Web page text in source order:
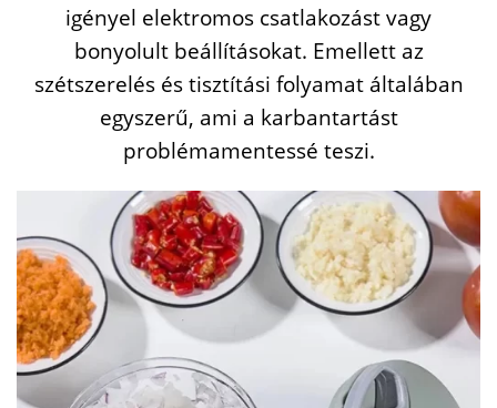
igényel elektromos csatlakozást vagy
bonyolult beállításokat. Emellett az
szétszerelés és tisztítási folyamat általában
egyszerű, ami a karbantartást
problémamentessé teszi.